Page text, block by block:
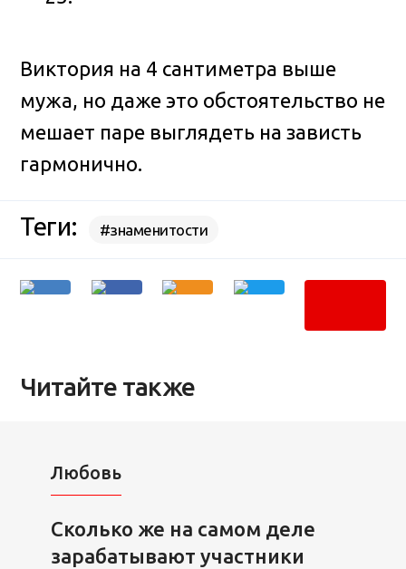
Виктория на 4 сантиметра выше
мужа, но даже это обстоятельство не
мешает паре выглядеть на зависть
гармонично.
Теги: #знаменитости
Читайте также
Любовь
Сколько же на самом деле
зарабатывают участники